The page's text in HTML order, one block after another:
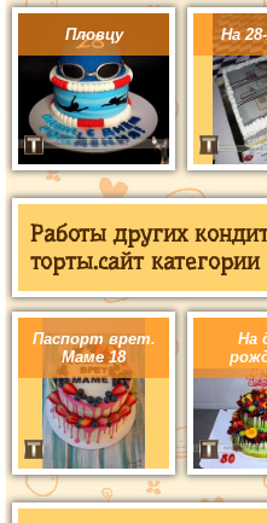
Пловцу На
Работы других
торты.сайт категории
Паспорт врет.
Маме 18
На